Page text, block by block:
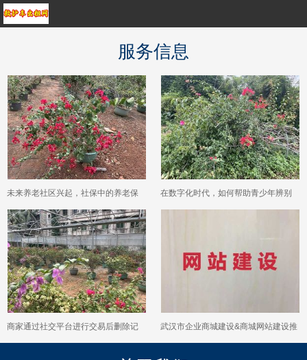
服务信息
未来养老社区兴起，社保中的养老保
险能对接哪些新型服务模式？
在数字化时代，如何帮助青少年辨别
网络上的不良信息与科学性知识？
商家通过社交平台进行交易后删除记
录如何维权
武汉市企业商城建设&商城网站建设推
广，优秀设计团队